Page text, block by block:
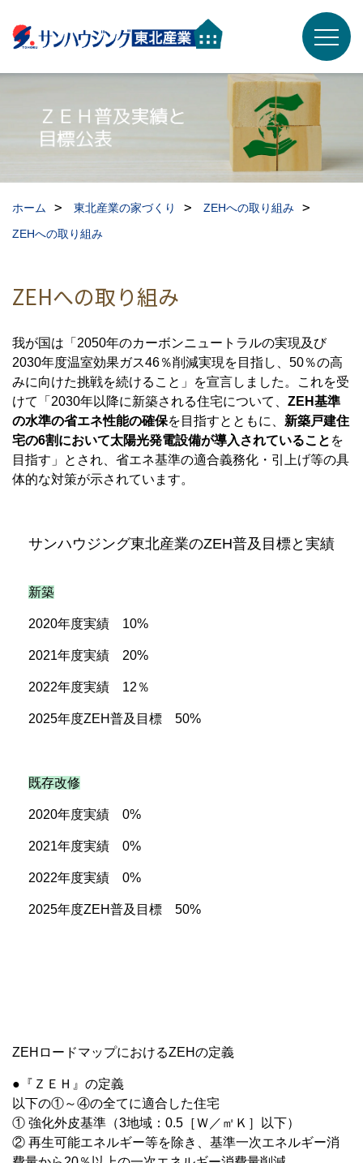
ホーム 東北産業の家づくり
ZEHへの取り組み
ZEHへの取り組み
ZEHへの取り組み
我が国は「2050年のカーボンニュートラルの実現及び
2030年度温室効果ガス46％削減実現を目指し、50％の高
みに向けた挑戦を続けること」を宣言しました。これを受
けて「2030年以降に新築される住宅について、 ZEH基準
の水準の省エネ性能の確保を目指すとともに、 新築戸建住
宅の6割において太陽光発電設備が導入されていること を
目指す」とされ、省エネ基準の適合義務化・引上げ等の具
体的な対策が示されています。
サンハウジング東北産業のZEH普及目標と実績
新築
2020年度実績 10%
2021年度実績 20%
2022年度実績 12％
2025年度ZEH普及目標 50%
既存改修
2020年度実績 0%
2021年度実績 0%
2022年度実績 0%
2025年度ZEH普及目標 50%
ZEHロードマップにおけるZEHの定義
●『ＺＥＨ』の定義
以下の①～④の全てに適合した住宅
① 強化外皮基準（3地域：0.5［Ｗ／㎡Ｋ］以下）
② 再生可能エネルギー等を除き、基準一次エネルギー消